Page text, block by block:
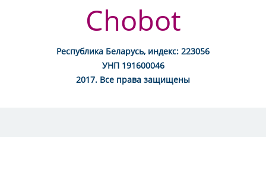
Chobot
Республика Беларусь, индекс: 223056
УНП 191600046
2017. Все права защищены